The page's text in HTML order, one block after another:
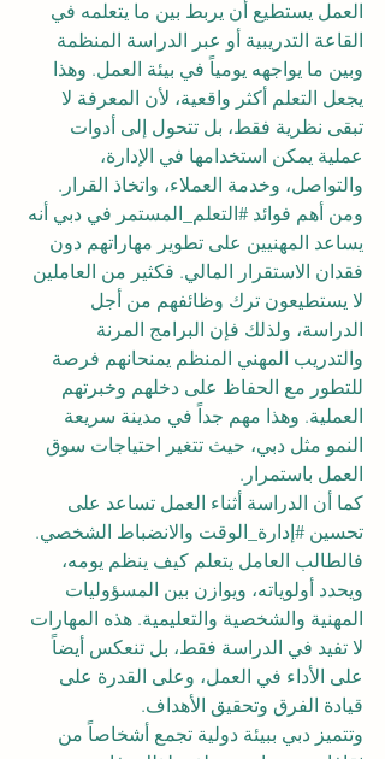
العمل يستطيع أن يربط بين ما يتعلمه في
القاعة التدريبية أو عبر الدراسة المنظمة
وبين ما يواجهه يومياً في بيئة العمل. وهذا
يجعل التعلم أكثر واقعية، لأن المعرفة لا
تبقى نظرية فقط، بل تتحول إلى أدوات
عملية يمكن استخدامها في الإدارة،
والتواصل، وخدمة العملاء، واتخاذ القرار.
ومن أهم فوائد #التعلم_المستمر في دبي أنه
يساعد المهنيين على تطوير مهاراتهم دون
فقدان الاستقرار المالي. فكثير من العاملين
لا يستطيعون ترك وظائفهم من أجل
الدراسة، ولذلك فإن البرامج المرنة
والتدريب المهني المنظم يمنحانهم فرصة
للتطور مع الحفاظ على دخلهم وخبرتهم
العملية. وهذا مهم جداً في مدينة سريعة
النمو مثل دبي، حيث تتغير احتياجات سوق
العمل باستمرار.
كما أن الدراسة أثناء العمل تساعد على
تحسين #إدارة_الوقت والانضباط الشخصي.
فالطالب العامل يتعلم كيف ينظم يومه،
ويحدد أولوياته، ويوازن بين المسؤوليات
المهنية والشخصية والتعليمية. هذه المهارات
لا تفيد في الدراسة فقط، بل تنعكس أيضاً
على الأداء في العمل، وعلى القدرة على
قيادة الفرق وتحقيق الأهداف.
وتتميز دبي ببيئة دولية تجمع أشخاصاً من